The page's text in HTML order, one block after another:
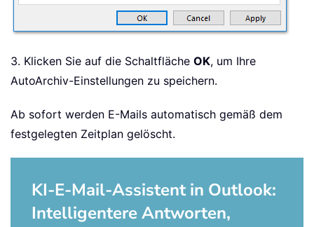
3. Klicken Sie auf die Schaltfläche OK, um Ihre
AutoArchiv-Einstellungen zu speichern.
Ab sofort werden E-Mails automatisch gemäß dem
festgelegten Zeitplan gelöscht.
KI-E-Mail-Assistent in Outlook:
Intelligentere Antworten,